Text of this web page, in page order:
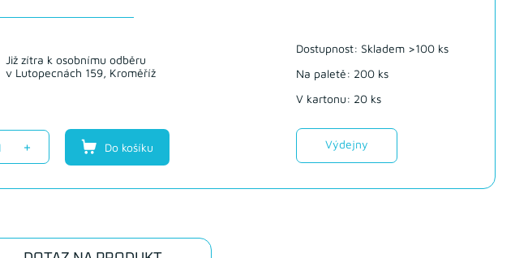
Již zítra k osobnímu odběru
v Lutopecnách 159, Kroměříž
Dostupnost: Skladem >100 ks
Na paletě: 200 ks
V kartonu: 20 ks
+ Do košíku Výdejny